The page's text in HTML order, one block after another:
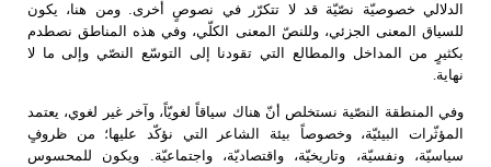
الدلالي خصوصيّة نصّيّة قد لا تتكرّر في نصوصٍ أخرى. ومن هنا، يكون
للسياق المعنى الجزئي، وللنصّ المعنى الكلّي، وفي هذه المناطق نصطدم
بكثيرٍ من المداخل والمطالع التي تقودنا إلى التوسّع النصّي وإلى ما لا
.
وفي المنطقة النصّية نستخلص أنّ هناك سياقاً لغويّاً، وآخر غير لغوي، يعتمد
المؤثّرات البيئيّة، وخصوصاً بيئة الشاعر التي نؤكّد عليها؛ من ظروفٍ
سياسيّة، ونفسيّة، وتاريخيّة، واقتصاديّة، واجتماعيّة. ويكون للمحسوس